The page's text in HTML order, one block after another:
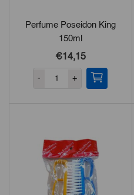
Perfume Poseidon King
150ml
€14,15
- +